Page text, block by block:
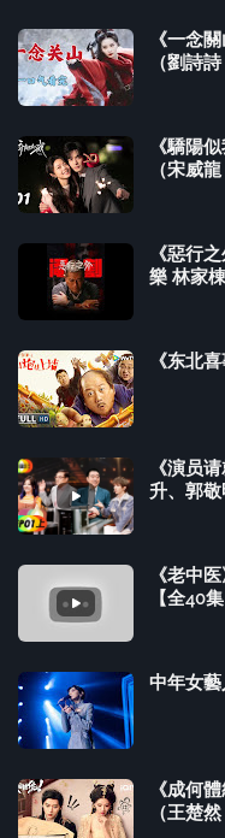
《一念
（劉詩
《驕陽
（宋威
《惡行
樂 林家
《东北
《演员
升、郭敬
《老中
【全40
中年女
《成何
（王楚